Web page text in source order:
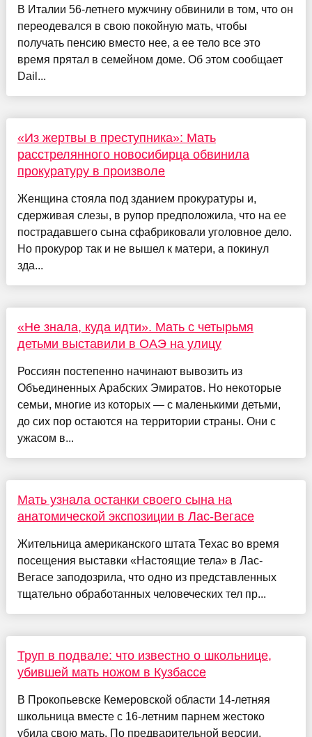
В Италии 56-летнего мужчину обвинили в том, что он
переодевался в свою покойную мать, чтобы
получать пенсию вместо нее, а ее тело все это
время прятал в семейном доме. Об этом сообщает
Dail...
«Из жертвы в преступника»: Мать
расстрелянного новосибирца обвинила
прокуратуру в произволе
Женщина стояла под зданием прокуратуры и,
сдерживая слезы, в рупор предположила, что на ее
пострадавшего сына сфабриковали уголовное дело.
Но прокурор так и не вышел к матери, а покинул
зда...
«Не знала, куда идти». Мать с четырьмя
детьми выставили в ОАЭ на улицу
Россиян постепенно начинают вывозить из
Объединенных Арабских Эмиратов. Но некоторые
семьи, многие из которых — с маленькими детьми,
до сих пор остаются на территории страны. Они с
ужасом в...
Мать узнала останки своего сына на
анатомической экспозиции в Лас-Вегасе
Жительница американского штата Техас во время
посещения выставки «Настоящие тела» в Лас-
Вегасе заподозрила, что одно из представленных
тщательно обработанных человеческих тел пр...
Труп в подвале: что известно о школьнице,
убившей мать ножом в Кузбассе
В Прокопьевске Кемеровской области 14-летняя
школьница вместе с 16-летним парнем жестоко
убила свою мать. По предварительной версии,